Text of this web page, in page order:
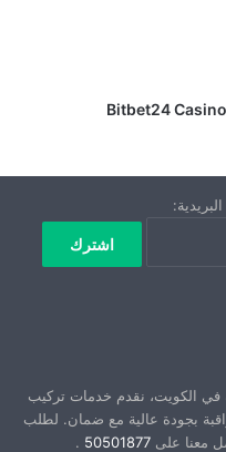
Bitbet24
في الكويت، نقدم خدمات تركيب
بجودة عالية مع ضمان. لطلب
معنا على50501877
.